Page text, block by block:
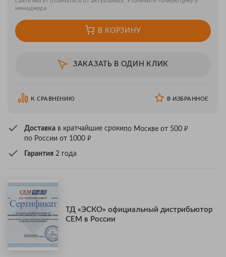
менеджера
В КОРЗИНУ
ЗАКАЗАТЬ В ОДИН КЛИК
К СРАВНЕНИЮ В ИЗБРАННОЕ
Доставка в кратчайшие срокипо Москве от 500 ₽
по России от 1000 ₽
Гарантия 2 года
ТД «ЭСКО» официальный дистрибьютор
CEM в России